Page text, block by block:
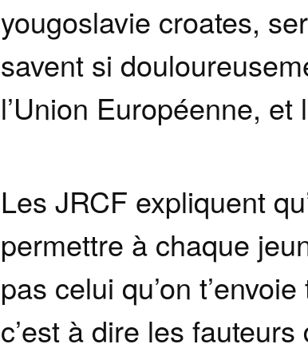
yougoslavie croates,
savent si
l’Union Européenne, et
Les JRCF expliquent
permettre à chaque
pas celui qu’on
c’est à dire les